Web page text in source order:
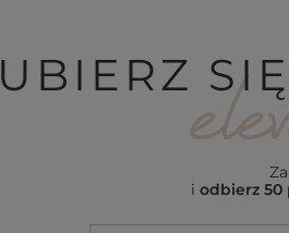
UBIERZ
i odbierz